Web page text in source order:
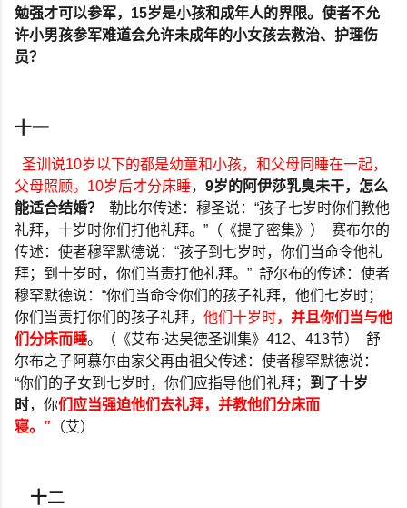
勉强才可以参军， 15岁是小孩和成年人的界限。使者不允
许小男孩参军难道会允许未成年的小女孩去救治、护理伤
员？
十一
圣训说10岁以下的都是幼童和小孩，和父母同睡在一起，
父母照顾。 10岁后才分床睡， 9岁的阿伊莎乳臭未干，怎么
能适合结婚？
勒比尔传述：穆圣说： “孩子七岁时你们教他
礼拜，十岁时你们打他礼拜。 ” （《提了密集》）
赛布尔的
传述：使者穆罕默德说： “孩子到七岁时，你们当命令他礼
拜；到十岁时，你们当责打他礼拜。 ” 舒尔布的传述：使者
穆罕默德说： “你们当命令你们的孩子礼拜，他们七岁时；
你们当责打你们的孩子礼拜， 他们十岁时，并且你们当与他
们分床而睡。（《艾布·达吴德圣训集》 412、 413节）
舒
尔布之子阿慕尔由家父再由祖父传述：使者穆罕默德说：
“你们的子女到七岁时，你们应指导他们礼拜； 到了十岁
时，你们应当强迫他们去礼拜，并教他们分床而
寝。 ” （艾）
十二